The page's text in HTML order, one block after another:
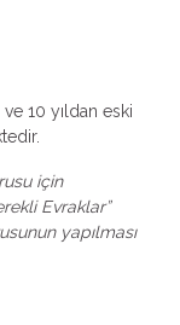
10 yıldan eski
için
Evraklar”
yapılması